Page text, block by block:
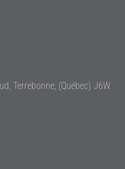
Terrebonne, (Québec) J6W